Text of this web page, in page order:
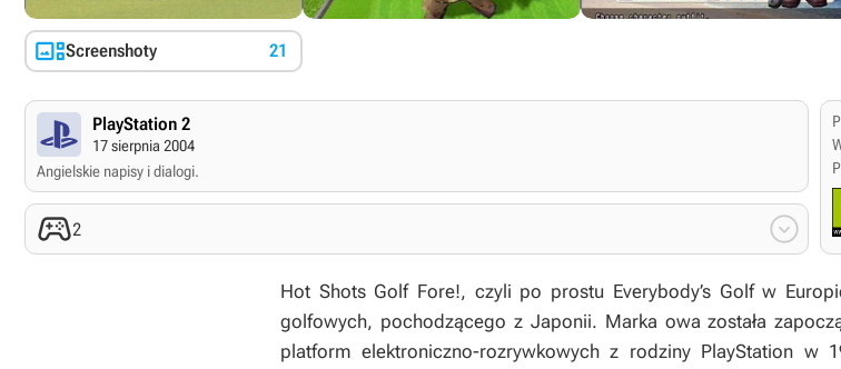
Screenshoty 21
PlayStation 2
17 sierpnia 2004
Angielskie napisy i dialogi.
2 
Hot Shots Golf Fore!, czyli po prostu Everybody’s Golfw
golfowych, pochodzącego z Japonii. Marka owa została
platform elektroniczno-rozrywkowych z rodziny PlayStation w